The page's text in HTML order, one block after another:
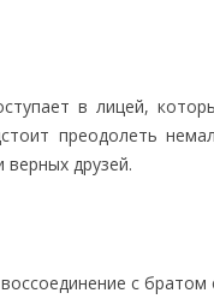
в лицей,
преодолеть
друзей.
с